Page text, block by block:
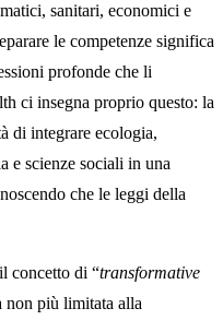
sanitari, economici e
le competenze significa
profonde che li
ci insegna proprio questo: la
di integrare ecologia,
e scienze sociali in una
che le leggi della
concetto di “transformative
non più limitata alla